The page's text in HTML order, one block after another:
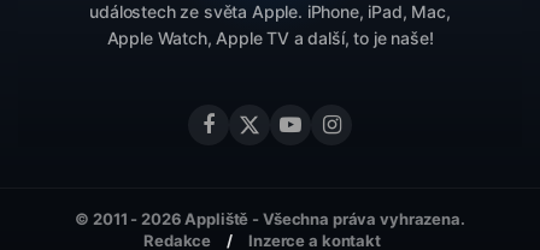
událostech ze světa Apple. iPhone, iPad, Mac,
Apple Watch, Apple TV a další, to je naše!
Redakce Inzerce a kontakt
© 2011 - 2026 Appliště - Všechna práva vyhrazena.